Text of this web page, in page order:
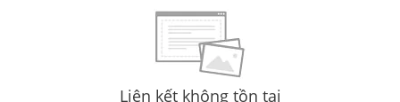
Liên kết không tồn tại